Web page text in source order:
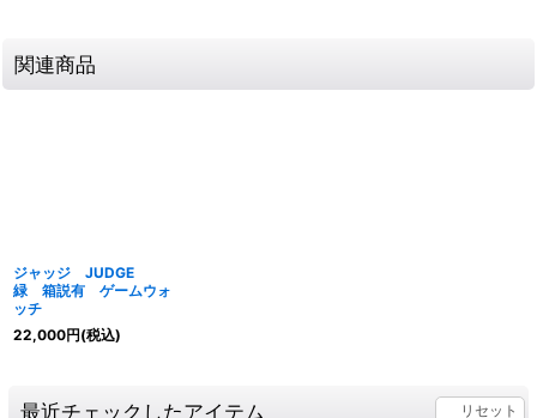
関連商品
ジャッジ JUDGE
緑 箱説有 ゲームウォ
ッチ
22,000円(税込)
最近チェックしたアイテム リセット